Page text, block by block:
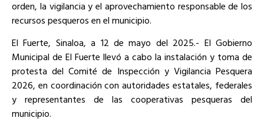
orden, la vigilancia y el aprovechamiento responsable de los
recursos pesqueros en el municipio.
El Fuerte, Sinaloa, a 12 de mayo del 2025.- El Gobierno
Municipal de El Fuerte llevó a cabo la instalación y toma de
protesta del Comité de Inspección y Vigilancia Pesquera
2026, en coordinación con autoridades estatales, federales
y representantes de las cooperativas pesqueras del
municipio.